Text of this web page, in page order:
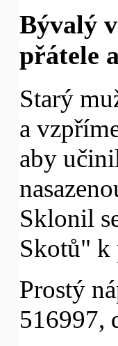
Bývalý
přátele
Starý
a
aby
Sklonil
Skotů" k
Prostý
516997,